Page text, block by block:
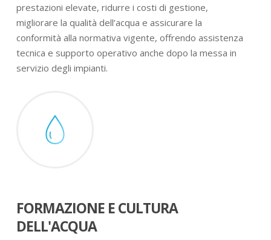
prestazioni elevate, ridurre i costi di gestione,
migliorare la qualità dell’acqua e assicurare la
conformità alla normativa vigente, offrendo assistenza
tecnica e supporto operativo anche dopo la messa in
servizio degli impianti.
FORMAZIONE E CULTURA
DELL'ACQUA